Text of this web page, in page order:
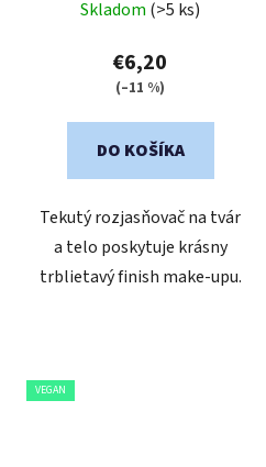
Skladom (>5 ks)
€6,20
(–11 %)
DO KOŠÍKA
Tekutý rozjasňovač na tvár
a telo poskytuje krásny
trblietavý finish make-upu.
VEGAN